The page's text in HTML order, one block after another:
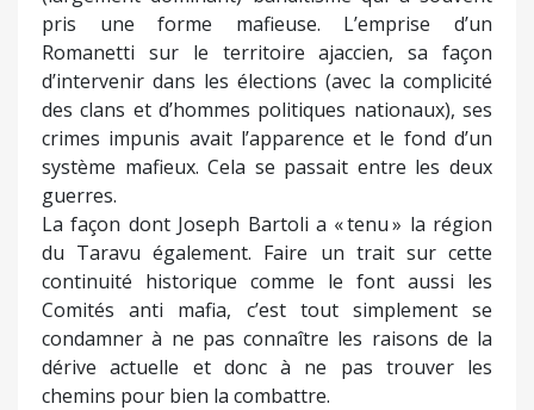
pris une forme mafieuse. L’emprise d’un
Romanetti sur le territoire ajaccien, sa façon
d’intervenir dans les élections (avec la complicité
des clans et d’hommes politiques nationaux), ses
crimes impunis avait l’apparence et le fond d’un
système mafieux. Cela se passait entre les deux
guerres.
La façon dont Joseph Bartoli a « tenu » la région
du Taravu également. Faire un trait sur cette
continuité historique comme le font aussi les
Comités anti mafia, c’est tout simplement se
condamner à ne pas connaître les raisons de la
dérive actuelle et donc à ne pas trouver les
chemins pour bien la combattre.